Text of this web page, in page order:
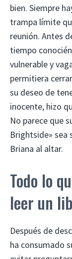
bien. Siempre
trampa límite
reunión. Antes
tiempo
vulnerable y
permitiera
su deseo de
inocente, hizo
No parece que
Brightside» sea
Briana al altar.
Todo lo
leer un
Después de
ha consumado